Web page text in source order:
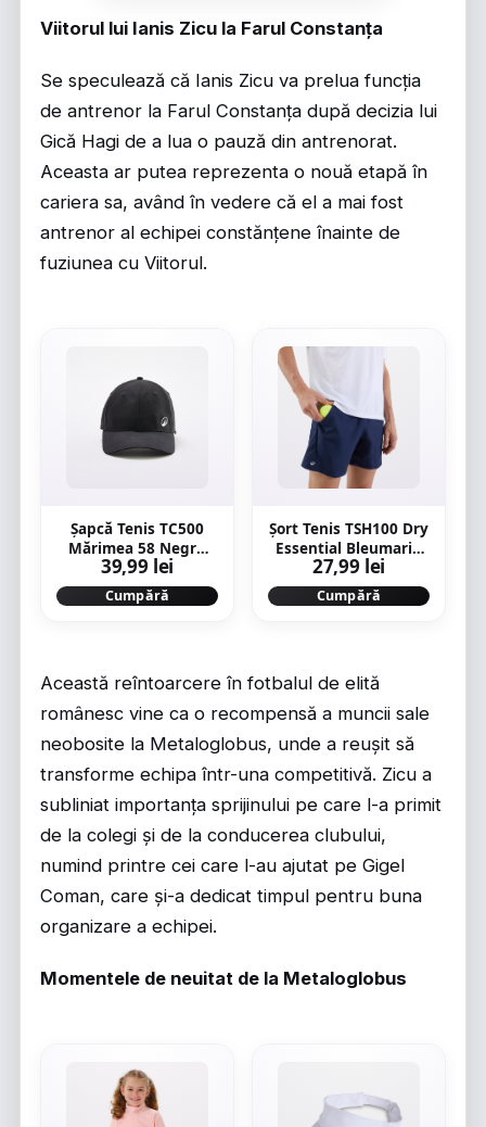
Viitorul lui Ianis Zicu la Farul Constanța
Se speculează că Ianis Zicu va prelua funcția
de antrenor la Farul Constanța după decizia lui
Gică Hagi de a lua o pauză din antrenorat.
Aceasta ar putea reprezenta o nouă etapă în
cariera sa, având în vedere că el a mai fost
antrenor al echipei constănțene înainte de
fuziunea cu Viitorul.
Șapcă Tenis TC500
Mărimea 58 Negru
Adulți
39,99 lei
Cumpără
Şort Tenis TSH100 Dry
Essential Bleumarin
Bărbaţi
27,99 lei
Cumpără
Această reîntoarcere în fotbalul de elită
românesc vine ca o recompensă a muncii sale
neobosite la Metaloglobus, unde a reușit să
transforme echipa într-una competitivă. Zicu a
subliniat importanța sprijinului pe care l-a primit
de la colegi și de la conducerea clubului,
numind printre cei care l-au ajutat pe Gigel
Coman, care și-a dedicat timpul pentru buna
organizare a echipei.
Momentele de neuitat de la Metaloglobus